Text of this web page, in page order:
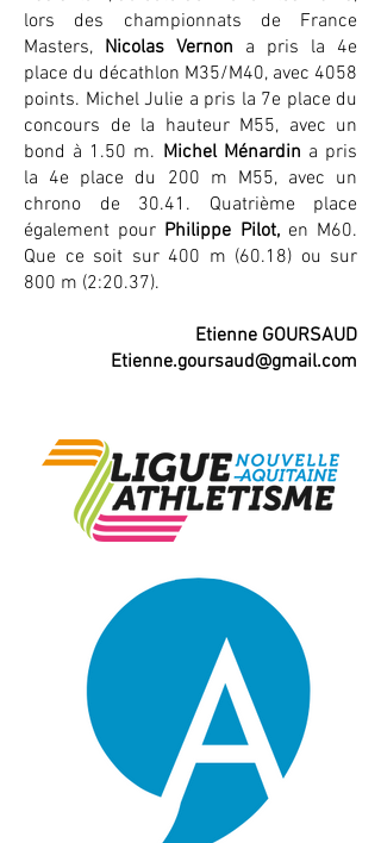
lors des championnats de France
Masters, Nicolas Vernon a pris la 4e
place du décathlon M35/M40, avec 4058
points. Michel Julie a pris la 7e place du
concours de la hauteur M55, avec un
bond à 1.50 m. Michel Ménardin a pris
la 4e place du 200 m M55, avec un
chrono de 30.41. Quatrième place
également pour Philippe Pilot,en M60.
Que ce soit sur 400 m (60.18) ou sur
800 m (2:20.37).
Etienne GOURSAUD
Etienne.goursaud@gmail.com